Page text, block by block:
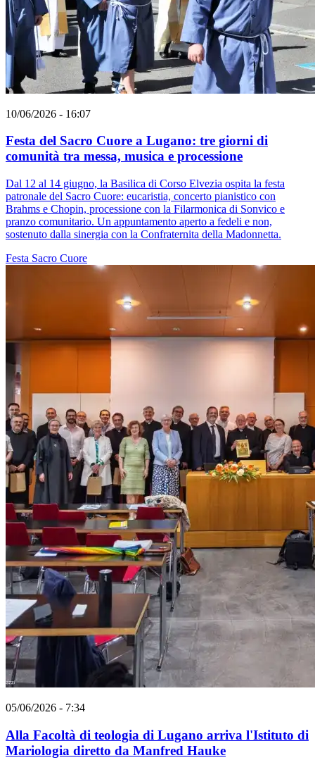
10/06/2026 - 16:07
Festa del Sacro Cuore a Lugano: tre giorni di
comunità tra messa, musica e processione
Dal 12 al 14 giugno, la Basilica di Corso Elvezia ospita la festa
patronale del Sacro Cuore: eucaristia, concerto pianistico con
Brahms e Chopin, processione con la Filarmonica di Sonvico e
pranzo comunitario. Un appuntamento aperto a fedeli e non,
sostenuto dalla sinergia con la Confraternita della Madonnetta.
Festa Sacro Cuore
05/06/2026 - 7:34
Alla Facoltà di teologia di Lugano arriva l'Istituto di
Mariologia diretto da Manfred Hauke